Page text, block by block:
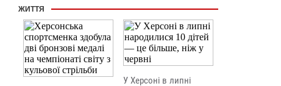
ЖИТТЯ
У Херсоні в липні